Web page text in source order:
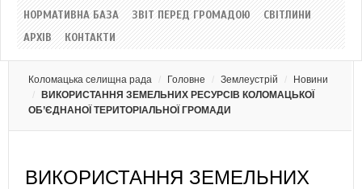
НОРМАТИВНА БАЗА
ЗВІТ ПЕРЕД ГРОМАДОЮ
СВІТЛИНИ
АРХІВ
КОНТАКТИ
Коломацька селищна рада Головне Землеустрій
Новини
ВИКОРИСТАННЯ ЗЕМЕЛЬНИХ РЕСУРСІВ КОЛОМАЦЬКОЇ
ОБ’ЄДНАНОЇ ТЕРИТОРІАЛЬНОЇ ГРОМАДИ
ВИКОРИСТАННЯ ЗЕМЕЛЬНИХ